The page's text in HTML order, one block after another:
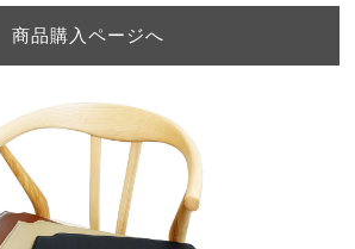
商品購入ページへ